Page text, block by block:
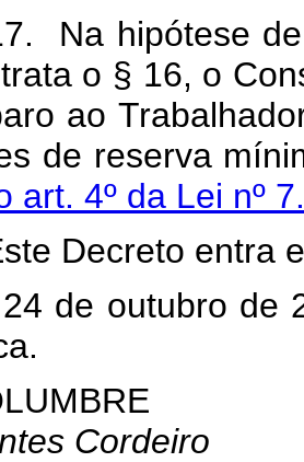
Na hipótese
o § 16, o
ao
de reserva
art. 4º da Lei nº
Decreto entra
de outubro de
Cordeiro